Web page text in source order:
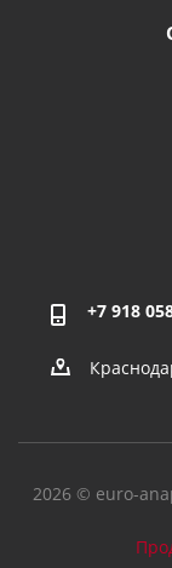
+7 918
2026 © euro-